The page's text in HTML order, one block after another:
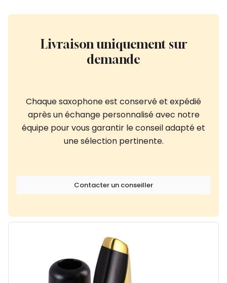
Livraison uniquement sur
demande
Chaque saxophone est conservé et expédié
après un échange personnalisé avec notre
équipe pour vous garantir le conseil adapté et
une sélection pertinente.
Contacter un conseiller